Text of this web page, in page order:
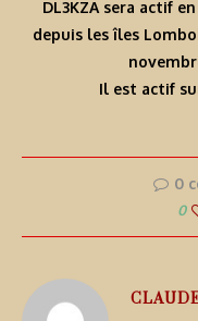
DL3KZA sera actif
depuis les îles
Il est actif
0
0